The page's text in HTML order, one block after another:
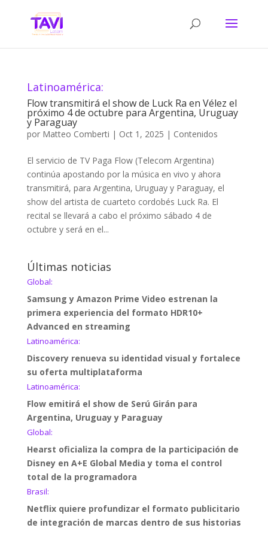
Latinoamérica:
Flow transmitirá el show de Luck Ra en Vélez el
próximo 4 de octubre para Argentina, Uruguay
y Paraguay
por Matteo Comberti | Oct 1, 2025 | Contenidos
El servicio de TV Paga Flow (Telecom Argentina)
continúa apostando por la música en vivo y ahora
transmitirá, para Argentina, Uruguay y Paraguay, el
show del artista de cuarteto cordobés Luck Ra. El
recital se llevará a cabo el próximo sábado 4 de
octubre y será en el...
Últimas noticias
Global:
Samsung y Amazon Prime Video estrenan la
primera experiencia del formato HDR10+
Advanced en streaming
Latinoamérica:
Discovery renueva su identidad visual y fortalece
su oferta multiplataforma
Latinoamérica:
Flow emitirá el show de Serú Girán para
Argentina, Uruguay y Paraguay
Global:
Hearst oficializa la compra de la participación de
Disney en A+E Global Media y toma el control
total de la programadora
Brasil:
Netflix quiere profundizar el formato publicitario
de integración de marcas dentro de sus historias